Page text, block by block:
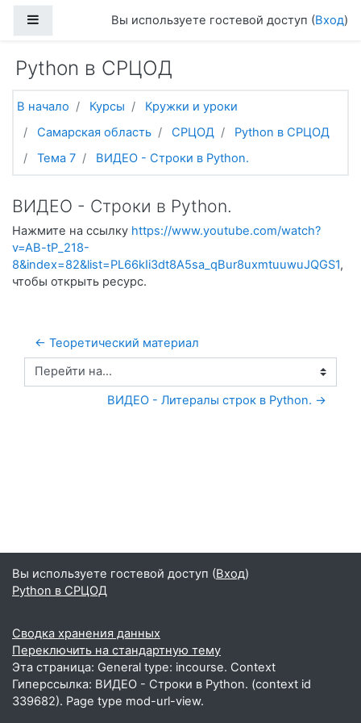
Боковая панельВы используете гостевой доступ (Вход)
Python в СРЦОД
В начало Курсы
Кружки и уроки
Самарская область
СРЦОД
Python в СРЦОД
Тема 7
ВИДЕО - Строки в Python.
ВИДЕО - Строки в Python.
Нажмите на ссылку https://www.youtube.com/watch?
v=AB-tP_218-
8&index=82&list=PL66kIi3dt8A5sa_qBur8uxmtuuwuJQGS1,
чтобы открыть ресурс.
← Теоретический материал
Перейти на...
ВИДЕО - Литералы строк в Python. →
Вы используете гостевой доступ (Вход)
Python в СРЦОД
Сводка хранения данных
Переключить на стандартную тему
Эта страница: General type: incourse. Context
Гиперссылка: ВИДЕО - Строки в Python. (context id
339682). Page type mod-url-view.